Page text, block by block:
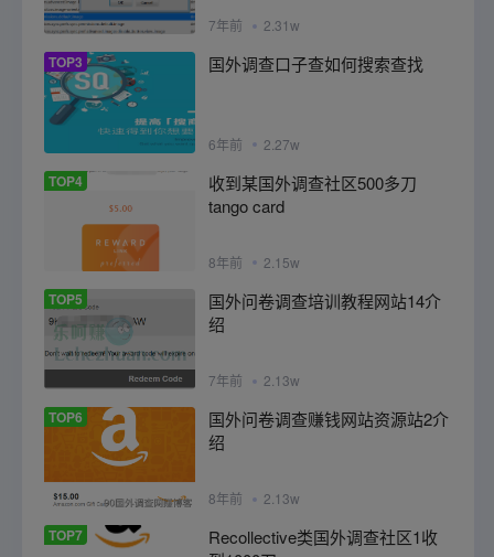
7年前 2.31w
TOP3 国外调查口子查如何搜索查找
6年前 2.27w
TOP4
收到某国外调查社区500多刀
tango card
8年前 2.15w
TOP5
国外问卷调查培训教程网站14介
绍
7年前 2.13w
TOP6
国外问卷调查赚钱网站资源站2介
绍
8年前 2.13w
TOP7
Recollective类国外调查社区1收